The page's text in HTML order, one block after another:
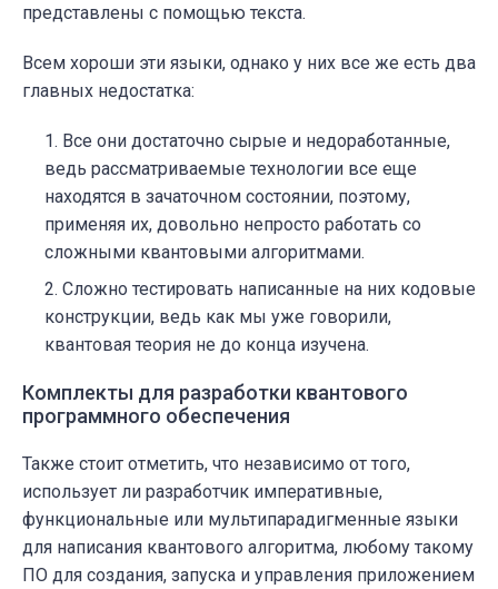
представлены с помощью текста.
Всем хороши эти языки, однако у них все же есть два
главных недостатка:
Все они достаточно сырые и недоработанные,
ведь рассматриваемые технологии все еще
находятся в зачаточном состоянии, поэтому,
применяя их, довольно непросто работать со
сложными квантовыми алгоритмами.
Сложно тестировать написанные на них кодовые
конструкции, ведь как мы уже говорили,
квантовая теория не до конца изучена.
Комплекты для разработки квантового
программного обеспечения
Также стоит отметить, что независимо от того,
использует ли разработчик императивные,
функциональные или мультипарадигменные языки
для написания квантового алгоритма, любому такому
ПО для создания, запуска и управления приложением